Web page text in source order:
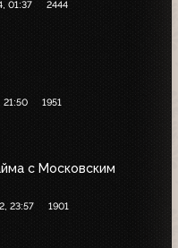
01:37 2444
21:50 1951
с Московским
23:57 1901